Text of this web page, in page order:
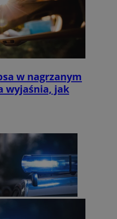
w nagrzanym
wyjaśnia, jak